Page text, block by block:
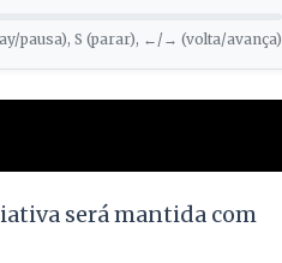
pausa), S (parar), ←/→ (volta/avança)
será mantida com